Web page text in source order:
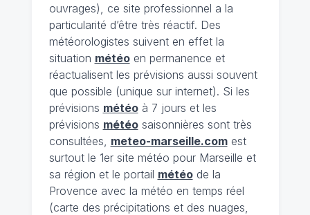
ouvrages), ce site professionnel a la
particularité d’être très réactif. Des
météorologistes suivent en effet la
situation météoen permanence et
réactualisent les prévisions aussi souvent
que possible (unique sur internet). Si les
prévisions météoà 7 jours et les
prévisions météosaisonnières sont très
consultées, meteo-marseille.comest
surtout le 1er site météo pour Marseille et
sa région et le portail météode la
Provence avec la météo en temps réel
(carte des précipitations et des nuages,